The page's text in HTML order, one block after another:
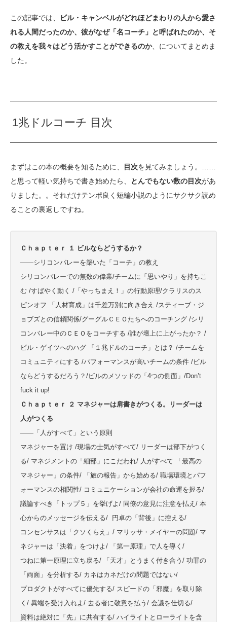
この記事では、
ビル・キャンベルがどれほどまわりの人から愛さ
れる人間だったのか、彼がなぜ「名コーチ」と呼ばれたのか、そ
の教えを我々はどう活かすことができるのか、についてまとめま
した。
1兆ドルコーチ 目次
まずはこの本の概要を知るために、 目次を見てみましょう。……
と思って軽い気持ちで書き始めたら、
とんでもない数の目次があ
りました。。それだけテンポ良く短編小説のようにサクサク読め
ることの裏返しですね。
Ｃｈａｐｔｅｒ １ ビルならどうするか？
——シリコンバレーを築いた「コーチ」の教え
シリコンバレーでの無数の偉業/チームに「思いやり」を持ちこ
む /すばやく動く /「やっちまえ！」の行動原理/クラリスのス
ピンオフ 「人材育成」は千差万別に向き合え /スティーブ・ジ
ョブズとの信頼関係/グーグルＣＥＯたちへのコーチング /シリ
コンバレー中のＣＥＯをコーチする /誰が壇上に上がったか？ /
ビル・ゲイツへのハグ 「１兆ドルのコーチ」とは？ /チームを
コミュニティにする /パフォーマンスが高いチームの条件 /ビル
ならどうするだろう？/ビルのメソッドの「4つの側面」/Don’t
fuck it up!
Ｃｈａｐｔｅｒ ２ マネジャーは肩書きがつくる。リーダーは
人がつくる
——「人がすべて」という原則
マネジャーを置け /現場の士気がすべて/ リーダーは部下がつく
る/ マネジメントの「細部」にこだわれ/ 人がすべて 「最高の
マネジャー」の条件/ 「旅の報告」から始める/ 職場環境とパフ
ォーマンスの相関性/ コミュニケーションが会社の命運を握る/
議論すべき「トップ５」を挙げよ/ 同僚の意見に注意を払え/ 本
心からのメッセージを伝える/ 円卓の「背後」に控える/
コンセンサスは「クソくらえ」/ マリッサ・メイヤーの問題/ マ
ネジャーは「決着」をつけよ/ 「第一原理」で人を導く/
つねに第一原理に立ち戻る/ 「天才」とうまく付き合う/ 功罪の
「両面」を分析する/ カネはカネだけの問題ではない/
プロダクトがすべてに優先する/ スピードの「邪魔」を取り除
く/ 異端を受け入れよ/ 去る者に敬意を払う/ 会議を仕切る/
資料は絶対に「先」に共有する/ ハイライトとローライトを含